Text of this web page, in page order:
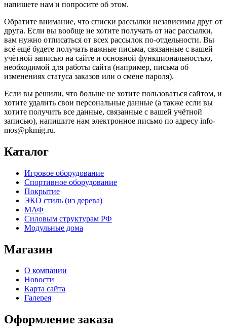
напишете нам и попросите об этом.
Обратите внимание, что списки рассылки независимы друг от
друга. Если вы вообще не хотите получать от нас рассылки,
вам нужно отписаться от всех рассылок по-отдельности. Вы
всё ещё будете получать важные письма, связанные с вашей
учётной записью на сайте и основной функциональностью,
необходимой для работы сайта (например, письма об
изменениях статуса заказов или о смене пароля).
Если вы решили, что больше не хотите пользоваться сайтом, и
хотите удалить свои персональные данные (а также если вы
хотите получить все данные, связанные с вашей учётной
записью), напишите нам электронное письмо по адресу info-
mos@pkmig.ru.
Каталог
Игровое оборудование
Спортивное оборудование
Покрытие
ЭКО стиль (из дерева)
МАФ
Силовым структурам РФ
Модульные дома
Магазин
О компании
Новости
Карта сайта
Галерея
Оформление заказа